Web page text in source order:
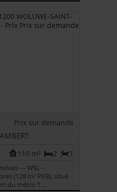
Prix sur demande
1
2
110 m²
--- WSL -
(128 m² PEB), situé
du métro T...